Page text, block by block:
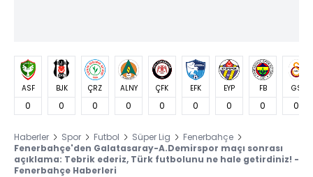
ASF
0
BJK
0
ÇRZ
0
ALNY
0
ÇFK
0
EFK
0
EYP
0
FB
0
GS
0
Haberler Spor Futbol Süper Lig
Fenerbahçe
Fenerbahçe'den Galatasaray-A.Demirspor maçı sonrası
açıklama: Tebrik ederiz, Türk futbolunu ne hale getirdiniz! -
Fenerbahçe Haberleri